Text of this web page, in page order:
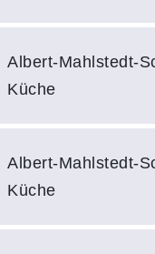
Albert-Mahlstedt-
Küche
Albert-Mahlstedt-
Küche